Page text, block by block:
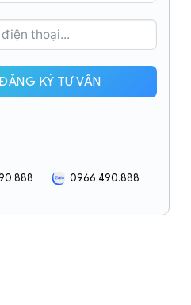
ĐĂNG KÝ TƯ VẤN
0966.490.888